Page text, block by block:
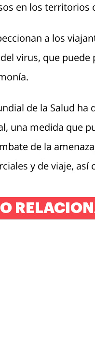
en los territorios
a los
virus, que
de la Salud ha
una medida que
de la
y de viaje,